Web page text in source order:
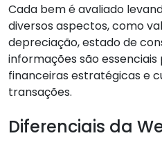
Cada bem é avaliado
diversos aspectos, como
depreciação, estado de
informações são
financeiras estratégicas e
transações.
Diferenciais da